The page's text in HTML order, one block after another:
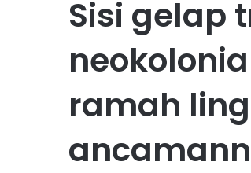
Sisi gelap
ramah